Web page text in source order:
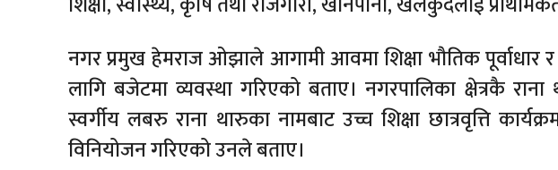
नगर प्रमुख हेमराज ओझाले आगामी आवमा शिक्षा भौतिक पूर्वाधार
लागि बजेटमा व्यवस्था गरिएको बताए। नगरपालिका क्षेत्रकै
स्वर्गीय लबरु राना थारुका नामबाट उच्च शिक्षा छात्रवृत्ति
विनियोजन गरिएको उनले बताए।